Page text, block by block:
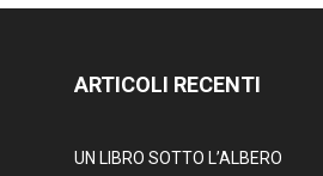
ARTICOLI RECENTI
UN LIBRO SOTTO L’ALBERO